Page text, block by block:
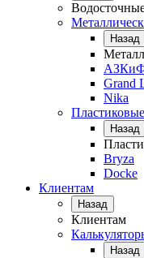
Назад
Grand
Nika
Назад
Bryza
Docke
Клиентам
Назад
Клиентам
Назад